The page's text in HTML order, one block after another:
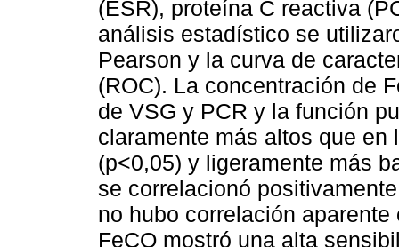
(ESR), proteína C reactiva
análisis estadístico se
Pearson y la curva de
(ROC). La concentración de
de VSG y PCR y la función
claramente más altos que
(p<0,05) y ligeramente más
se correlacionó
no hubo correlación
FeCO mostró una alta